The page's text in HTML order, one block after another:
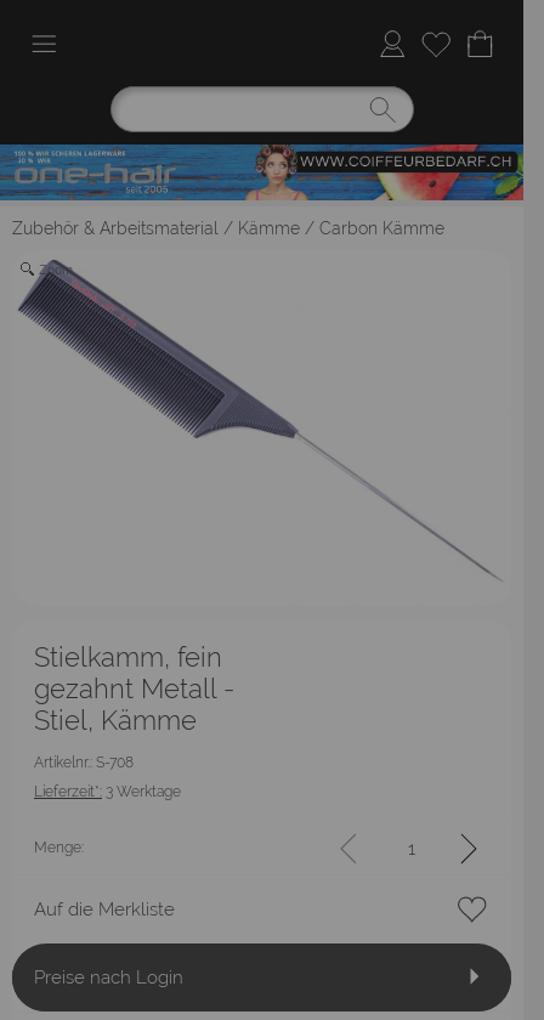
Zubehör & Arbeitsmaterial / Kämme / Carbon Kämme
Zoom
Stielkamm, fein
gezahnt Metall -
Stiel, Kämme
Artikelnr.: S-708
Lieferzeit*: 3 Werktage
Menge:
Auf die Merkliste
Preise nach Login